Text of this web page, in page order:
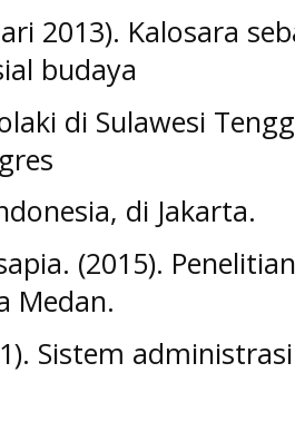
2013). Kalosara
budaya
di Sulawesi
di Jakarta.
(2015).
Medan.
Sistem